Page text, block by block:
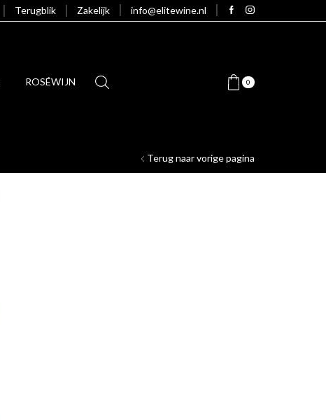
Terugblik Zakelijk info@elitewine.nl
ROSÉWIJN 0
Terug naar vorige pagina